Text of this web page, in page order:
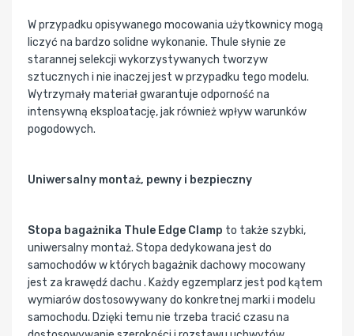
W przypadku opisywanego mocowania użytkownicy mogą
liczyć na bardzo solidne wykonanie. Thule słynie ze
starannej selekcji wykorzystywanych tworzyw
sztucznych i nie inaczej jest w przypadku tego modelu.
Wytrzymały materiał gwarantuje odporność na
intensywną eksploatację, jak również wpływ warunków
pogodowych.
Uniwersalny montaż, pewny i bezpieczny
Stopa bagażnika Thule Edge Clamp to także szybki,
uniwersalny montaż. Stopa dedykowana jest do
samochodów w których bagażnik dachowy mocowany
jest za krawędź dachu . Każdy egzemplarz jest pod kątem
wymiarów dostosowywany do konkretnej marki i modelu
samochodu. Dzięki temu nie trzeba tracić czasu na